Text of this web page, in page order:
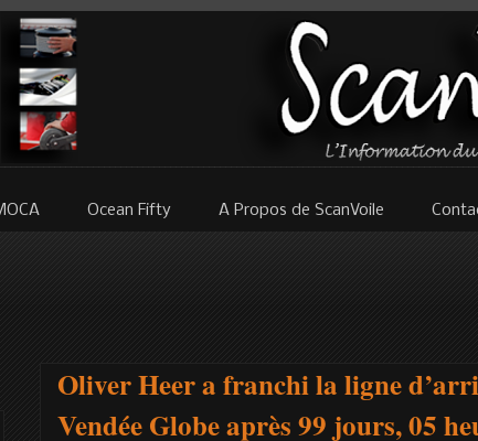
Ocean Fifty A Propos de ScanVoile
Oliver Heer a franchi la ligne
Vendée Globe après 99 jours, 05